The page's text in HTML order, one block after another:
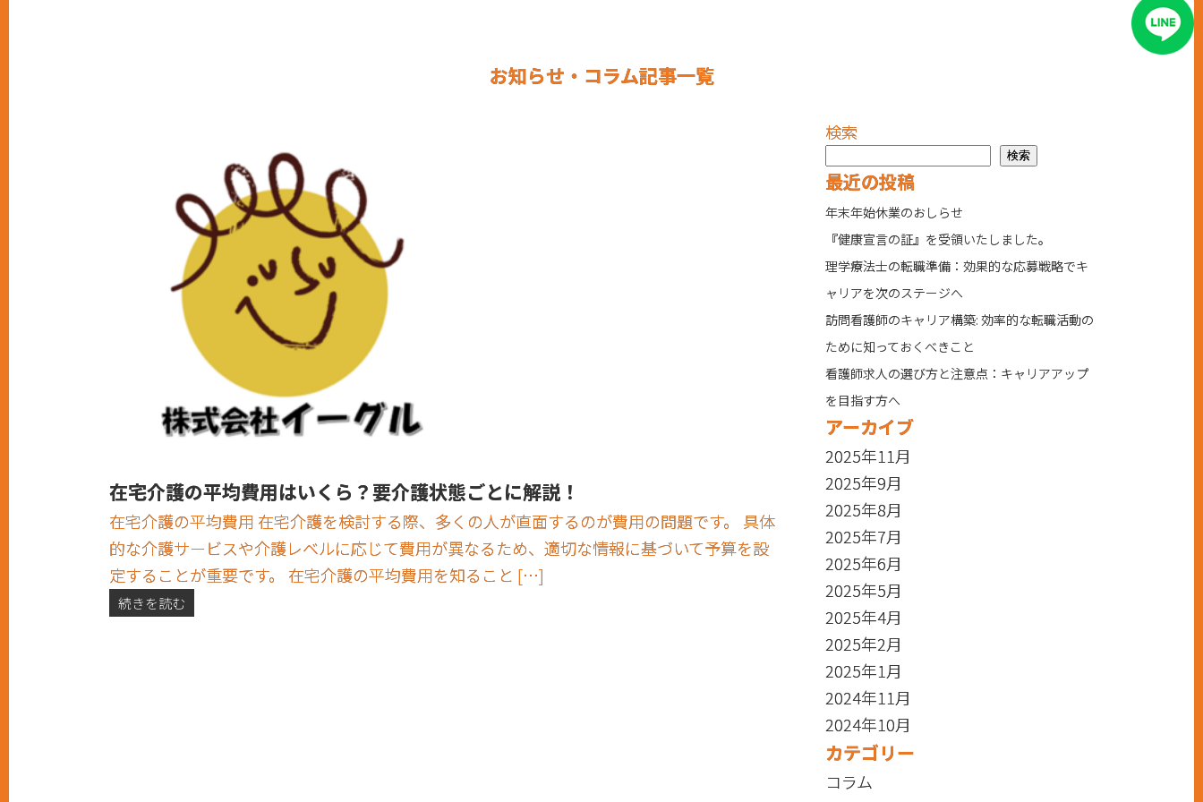
お知らせ・コラム記事一覧
在宅介護の平均費用はいくら？要介護状態ごとに解説！
在宅介護の平均費用 在宅介護を検討する際、多くの人が直面するのが費用の問題です。 具体
的な介護サービスや介護レベルに応じて費用が異なるため、適切な情報に基づいて予算を設
定することが重要です。 在宅介護の平均費用を知ること […]
続きを読む
検索
検索
最近の投稿
年末年始休業のおしらせ
『健康宣言の証』を受領いたしました。
理学療法士の転職準備：効果的な応募戦略でキ
ャリアを次のステージへ
訪問看護師のキャリア構築: 効率的な転職活動の
ために知っておくべきこと
看護師求人の選び方と注意点：キャリアアップ
を目指す方へ
アーカイブ
2025年11月
2025年9月
2025年8月
2025年7月
2025年6月
2025年5月
2025年4月
2025年2月
2025年1月
2024年11月
2024年10月
カテゴリー
コラム